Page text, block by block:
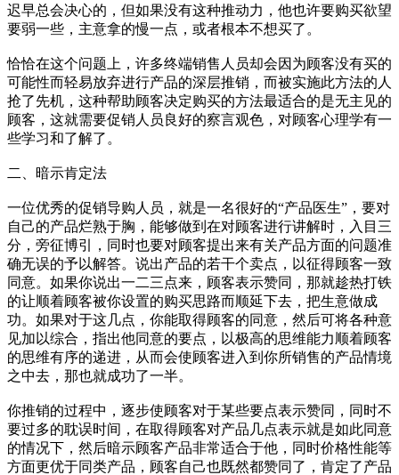
迟早总会决心的，但如果没有这种推动力，他也许要购买欲望
要弱一些，主意拿的慢一点，或者根本不想买了。
恰恰在这个问题上，许多终端销售人员却会因为顾客没有买的
可能性而轻易放弃进行产品的深层推销，而被实施此方法的人
抢了先机，这种帮助顾客决定购买的方法最适合的是无主见的
顾客，这就需要促销人员良好的察言观色，对顾客心理学有一
些学习和了解了。
二、暗示肯定法
一位优秀的促销导购人员，就是一名很好的“产品医生”，要对
自己的产品烂熟于胸，能够做到在对顾客进行讲解时，入目三
分，旁征博引，同时也要对顾客提出来有关产品方面的问题准
确无误的予以解答。说出产品的若干个卖点，以征得顾客一致
同意。如果你说出一二三点来，顾客表示赞同，那就趁热打铁
的让顺着顾客被你设置的购买思路而顺延下去，把生意做成
功。如果对于这几点，你能取得顾客的同意，然后可将各种意
见加以综合，指出他同意的要点，以极高的思维能力顺着顾客
的思维有序的递进，从而会使顾客进入到你所销售的产品情境
之中去，那也就成功了一半。
你推销的过程中，逐步使顾客对于某些要点表示赞同，同时不
要过多的耽误时间，在取得顾客对产品几点表示就是如此同意
的情况下，然后暗示顾客产品非常适合于他，同时价格性能等
方面更优于同类产品，顾客自己也既然都赞同了，肯定了产品